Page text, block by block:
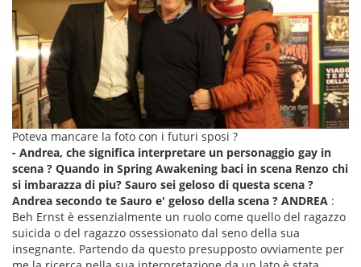
Poteva mancare la foto con i futuri sposi ?
- Andrea, che significa interpretare un personaggio gay in
scena ? Quando in Spring Awakening baci in scena Renzo chi
si imbarazza di piu? Sauro sei geloso di questa scena ?
Andrea secondo te Sauro e' geloso della scena ? ANDREA :
Beh Ernst è essenzialmente un ruolo come quello del ragazzo
suicida o del ragazzo ossessionato dal seno della sua
insegnante. Partendo da questo presupposto ovviamente per